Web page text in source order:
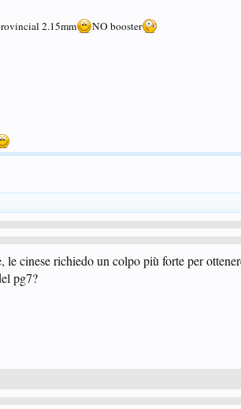
2.15mm
NO booster
cinese richiedo un colpo più forte per
pg7?